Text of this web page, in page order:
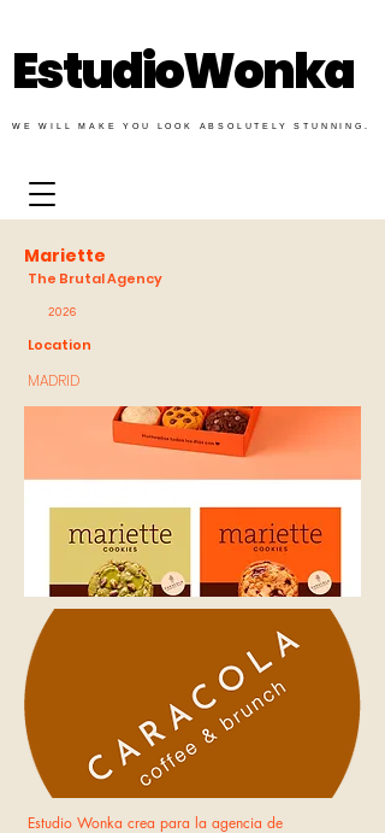
EstudioWonka
WE WILL MAKE YOU LOOK ABSOLUTELY STUNNING.
Mariette
The Brutal Agency
2026
Location
MADRID
Estudio Wonka crea para la agencia de